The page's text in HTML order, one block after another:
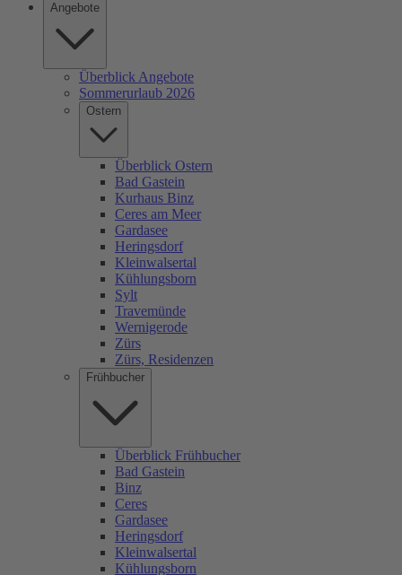
Angebote
Überblick Angebote
Sommerurlaub 2026
Ostern
Überblick Ostern
Bad Gastein
Kurhaus Binz
Ceres am Meer
Gardasee
Heringsdorf
Kleinwalsertal
Kühlungsborn
Sylt
Travemünde
Wernigerode
Zürs
Zürs, Residenzen
Frühbucher
Überblick Frühbucher
Bad Gastein
Binz
Ceres
Gardasee
Heringsdorf
Kleinwalsertal
Kühlungsborn